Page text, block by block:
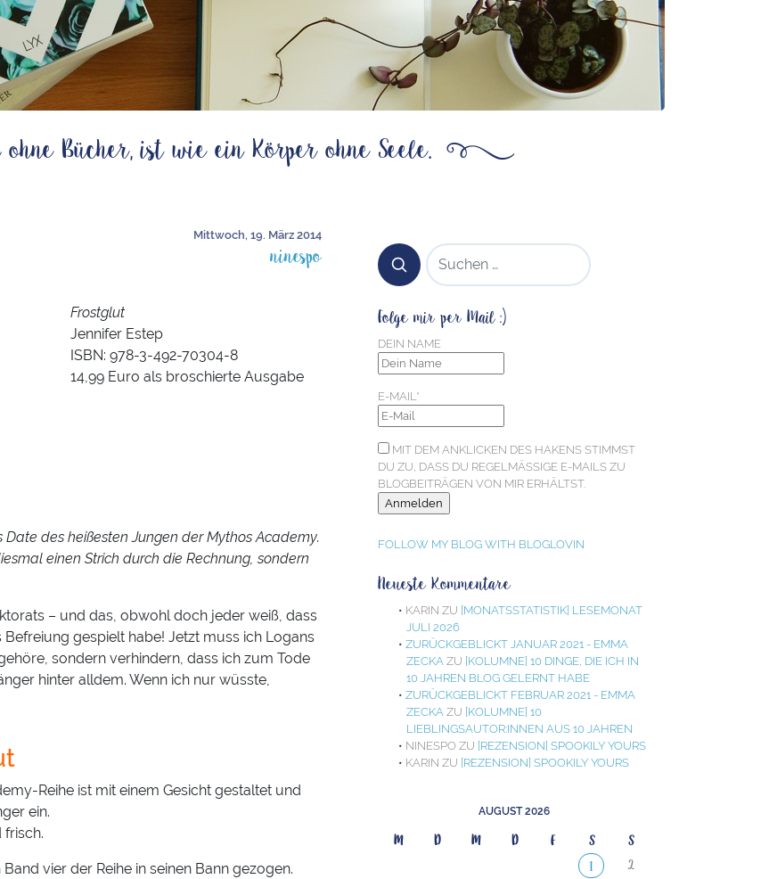
ohne Bücher, ist wie ein Körper ohne Seele. ß
Mittwoch, 19. März 2014
ninespo
Frostglut
Jennifer Estep
ISBN: 978-3-492-70304-8
14,99 Euro als broschierte Ausgabe
des heißesten Jungen der Mythos Academy.
einen Strich durch die Rechnung, sondern
– und das, obwohl doch jeder weiß, dass
gespielt habe! Jetzt muss ich Logans
sondern verhindern, dass ich zum Tode
hinter alldem. Wenn ich nur wüsste,
Reihe ist mit einem Gesicht gestaltet und
ein.
frisch.
vier der Reihe in seinen Bann gezogen.
SUCHEN NACH:
Folge mir per Mail :)
DEIN NAME
E-MAIL*
MIT DEM ANKLICKEN DES HAKENS STIMMST
DU ZU, DASS DU REGELMÄSSIGE E-MAILS ZU B
LOGBEITRÄGEN VON MIR ERHÄLTST.
FOLLOW MY BLOG WITH BLOGLOVIN
Neueste Kommentare
KARIN ZU [MONATSSTATISTIK] LESEMONAT
JULI 2026
ZURÜCKGEBLICKT JANUAR 2021 - EMMA
ZECKA ZU [KOLUMNE] 10 DINGE, DIE ICH IN
10 JAHREN BLOG GELERNT HABE
ZURÜCKGEBLICKT FEBRUAR 2021 - EMMA
ZECKA ZU [KOLUMNE] 10
LIEBLINGSAUTOR:INNEN AUS 10 JAHREN
NINESPO ZU [REZENSION] SPOOKILY YOURS
KARIN ZU [REZENSION] SPOOKILY YOURS
AUGUST 2026
M D M D F S
S
1
2